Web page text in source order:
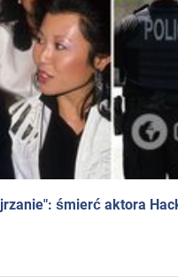
śmierć aktora